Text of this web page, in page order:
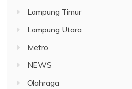
Lampung Timur
Lampung Utara
Metro
NEWS
Olahraga